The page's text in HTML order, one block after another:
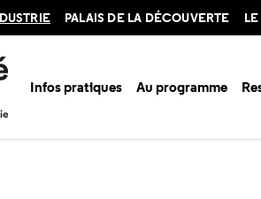
PALAIS DE LA DÉCOUVERTE
Infos pratiques Au programme